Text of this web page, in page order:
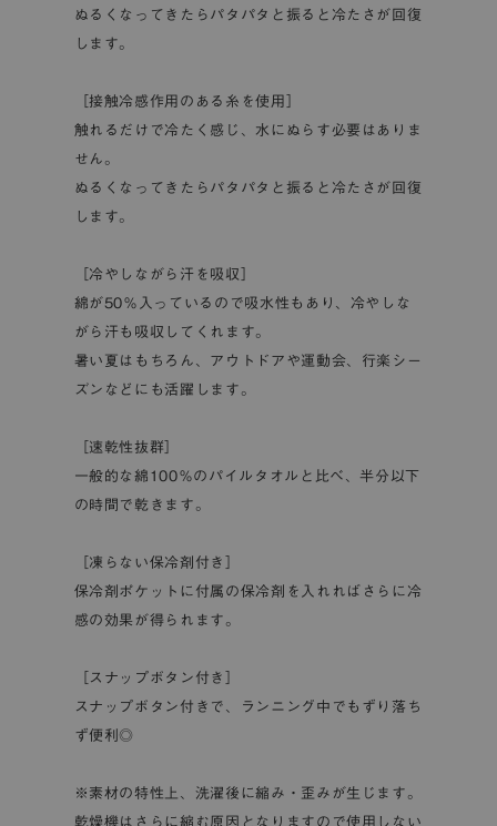
ぬるくなってきたらパタパタと振ると冷たさが回復
します。
［接触冷感作用のある糸を使用］
触れるだけで冷たく感じ、水にぬらす必要はありま
せん。
ぬるくなってきたらパタパタと振ると冷たさが回復
します。
［冷やしながら汗を吸収］
綿が50％入っているので吸水性もあり、冷やしな
がら汗も吸収してくれます。
暑い夏はもちろん、アウトドアや運動会、行楽シー
ズンなどにも活躍します。
［速乾性抜群］
一般的な綿100％のパイルタオルと比べ、半分以下
の時間で乾きます。
［凍らない保冷剤付き］
保冷剤ポケットに付属の保冷剤を入れればさらに冷
感の効果が得られます。
［スナップボタン付き］
スナップボタン付きで、ランニング中でもずり落ち
ず便利◎
※素材の特性上、洗濯後に縮み・歪みが生じます。
乾燥機はさらに縮む原因となりますので使用しない